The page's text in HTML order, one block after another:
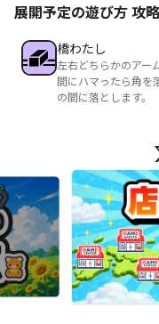
展開予定の遊び方 攻
橋わたし
左右どちらかのアー
間にハマったら角を
の間に落とします。